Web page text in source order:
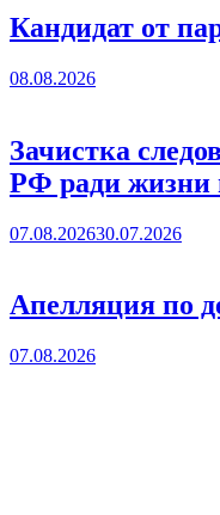
Кандидат от
08.08.2026
Зачистка
РФ ради жизни
07.08.202630.07.2026
Апелляция по
07.08.2026